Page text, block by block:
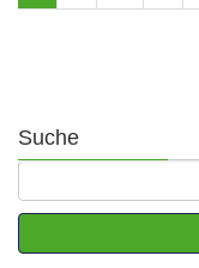
Suche